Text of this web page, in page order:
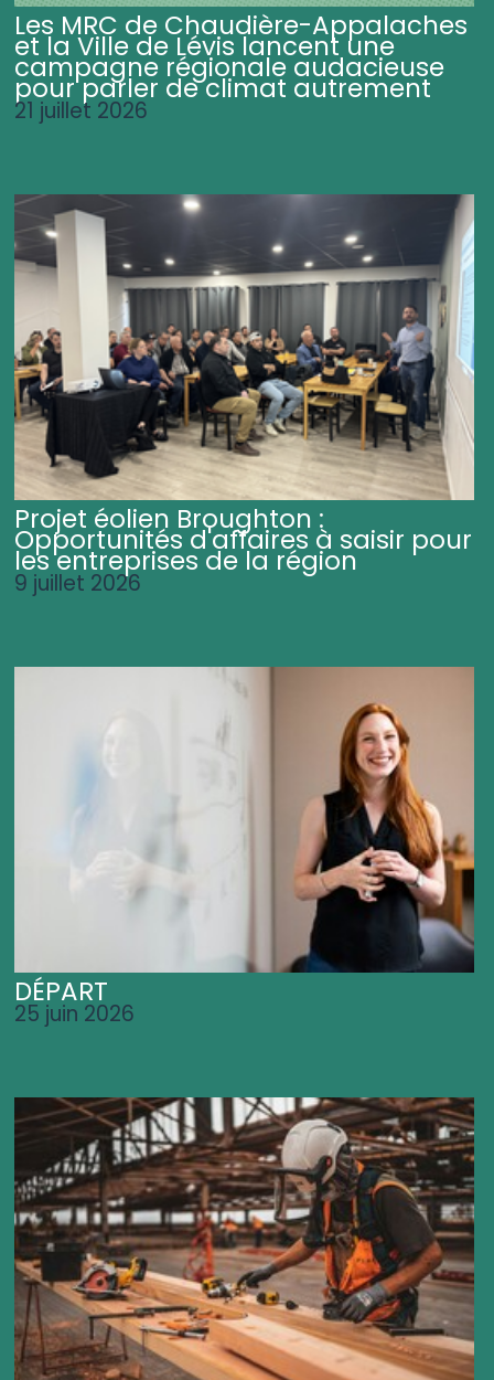
Les MRC de Chaudière-Appalaches
et la Ville de Lévis lancent une
campagne régionale audacieuse
pour parler de climat autrement
21 juillet 2026
Projet éolien Broughton :
Opportunités d'affaires à saisir pour
les entreprises de la région
9 juillet 2026
DÉPART
25 juin 2026